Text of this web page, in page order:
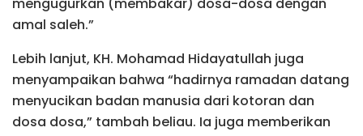
amal saleh.”
Lebih lanjut, KH. Mohamad Hidayatullah juga
menyampaikan bahwa “hadirnya ramadan datang
menyucikan badan manusia dari kotoran dan
dosa dosa,” tambah beliau. Ia juga memberikan